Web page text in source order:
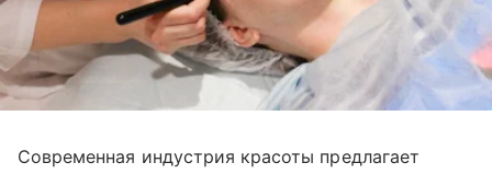
Современная индустрия красоты предлагает